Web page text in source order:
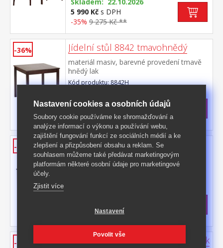
5 990 Kč s DPH
-35% 9 275 Kč **
-36% Jídelní stůl 8842 tmavohnědý
materiál masiv, barevné provedení tmavě
hnědý lak
Kód produktu: 8842H
Skladem
2 399 Kčs DPH
-36% 3 795 Kč **
-33% Jídelní stůl 8848 tmavohnědý
materiál masiv, barevné provedení tmavě
hnědý lak
4 495 Kč **
-40% Stůl + 4 židle 8849 tmavohnědý lak
Nastavení cookies a osobních údajů
Soubory cookie používáme ke shromažďování a
analýze informací o výkonu a používání webu,
zajištění fungování funkcí ze sociálních médií a ke
zlepšení a přizpůsobení obsahu a reklam. Se
souhlasem můžeme také předávat marketingovým
platformám některé osobní údaje pro marketingové
účely.
Zjistit více
Nastavení
Povolit vše